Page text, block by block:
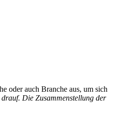
oder auch Branche aus, um sich
Die Zusammenstellung der